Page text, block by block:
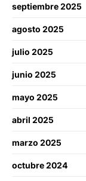
septiembre 2025
agosto 2025
julio 2025
junio 2025
mayo 2025
abril 2025
marzo 2025
octubre 2024